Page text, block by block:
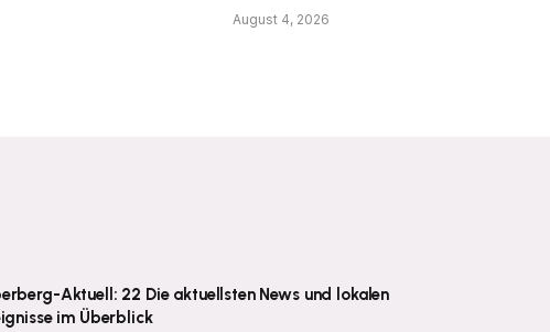
August 4, 2026
Aktuell: 22 Die aktuellsten News und lokalen
im Überblick